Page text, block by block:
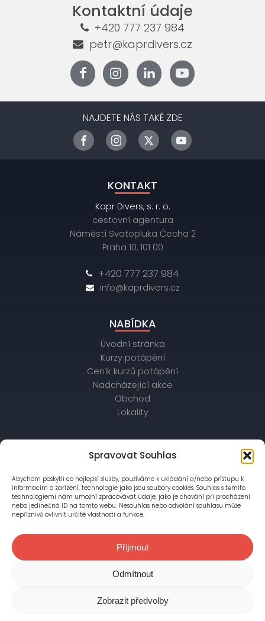
Spravovat Souhlas
Abychom poskytli co nejlepší služby, používáme k ukládání a/nebo přístupu k
informacím o zařízení, technologie jako jsou soubory cookies. Souhlas s těmito
technologiemi nám umožní zpracovávat údaje, jako je chování při procházení
nebo jedinečná ID na tomto webu. Nesouhlas nebo odvolání souhlasu může
nepříznivě ovlivnit určité vlastnosti a funkce.
Přijmout
Odmítnout
Zobrazit předvolby
Kontaktní údaje
+420 777 237 984
petr@kaprdivers.cz
NAJDETE NÁS TAKÉ ZDE
KONTAKT
Kapr Divers, s. r. o.
cestovní agentura
Náměstí Svatopluka Čecha 2
Praha 10, 101 00
+420 777 237 984
info@kaprdivers.cz
NABÍDKA
Úvodní stránka
Kurzy potápění
Ceník kurzů potápění
Nadcházející akce
Obchod
Lokality
OBCHODNÍ ÚDAJE
bankovní spojení: Raiffeisenbank,
č. účtu: 56403028/5500
soudem v Praze, oddíl C, vložka 76777
© 2018-2026 Kapr Divers, s. r.o.
Všechna práva vyhrazena